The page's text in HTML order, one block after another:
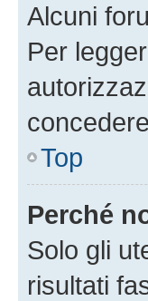
Alcuni
Per
Top
Perché
Solo gli
risultati